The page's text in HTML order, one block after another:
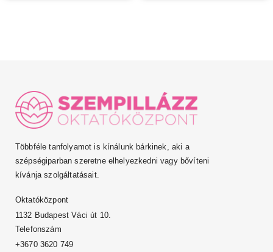
Többféle tanfolyamot is kínálunk bárkinek, aki a
szépségiparban szeretne elhelyezkedni vagy bővíteni
kívánja szolgáltatásait.
Oktatóközpont
1132 Budapest Váci út 10.
Telefonszám
+3670 3620 749